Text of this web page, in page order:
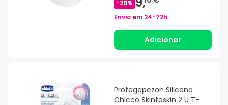
-20%
Envio em 24-72h
Adicionar
Protegepezon Silicona
Chicco Skintoskin 2 U T-